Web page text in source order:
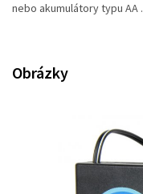
nebo akumulátory typu AA .
Obrázky